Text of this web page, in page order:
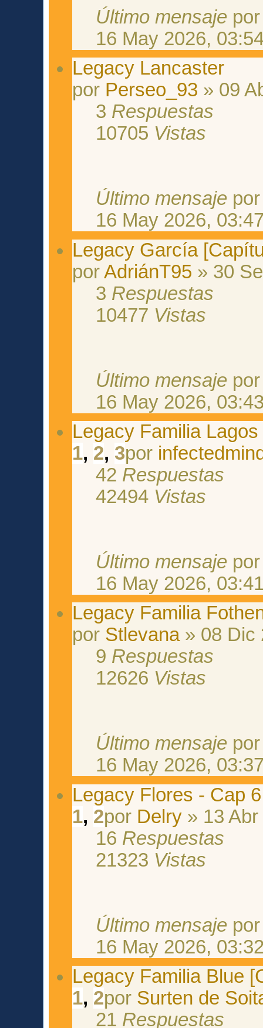
Último mensaje
16 May 2026,
Legacy Lancaster
por Perseo_93 » 09
3 Respuestas
10705 Vistas
Último mensaje
16 May 2026,
Legacy García
porAdriánT95 » 30
3 Respuestas
10477 Vistas
Último mensaje
16 May 2026,
Legacy Familia
1, 2, 3por
42 Respuestas
42494 Vistas
Último mensaje
16 May 2026,
Legacy Familia
por Stlevana» 08 Dic
9 Respuestas
12626 Vistas
Último mensaje
16 May 2026,
Legacy Flores - Cap
1, 2por Delry » 13
16 Respuestas
21323 Vistas
Último mensaje
16 May 2026,
Legacy Familia Blue
1, 2por Surten de
21 Respuestas